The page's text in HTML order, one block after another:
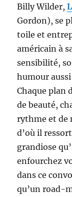
Billy Wilder,
Gordon), se
toile et
américain à
sensibilité,
humour
Chaque plan
de beauté,
rythme et de
d’où il
grandiose
enfourchez
dans ce
qu’un road-